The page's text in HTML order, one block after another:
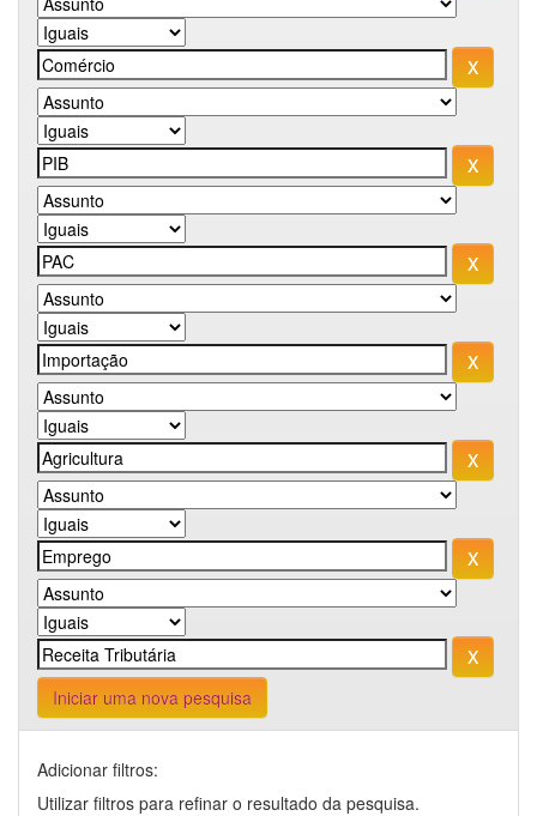
Iniciar uma nova pesquisa
Adicionar filtros:
Utilizar filtros para refinar o resultado da pesquisa.